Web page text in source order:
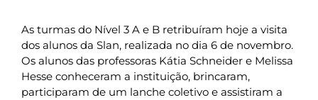
As turmas do Nível 3 A e B retribuíram hoje a visita
dos alunos da Slan, realizada no dia 6 de novembro.
Os alunos das professoras Kátia Schneider e Melissa
Hesse conheceram a instituição, brincaram,
participaram de um lanche coletivo e assistiram a